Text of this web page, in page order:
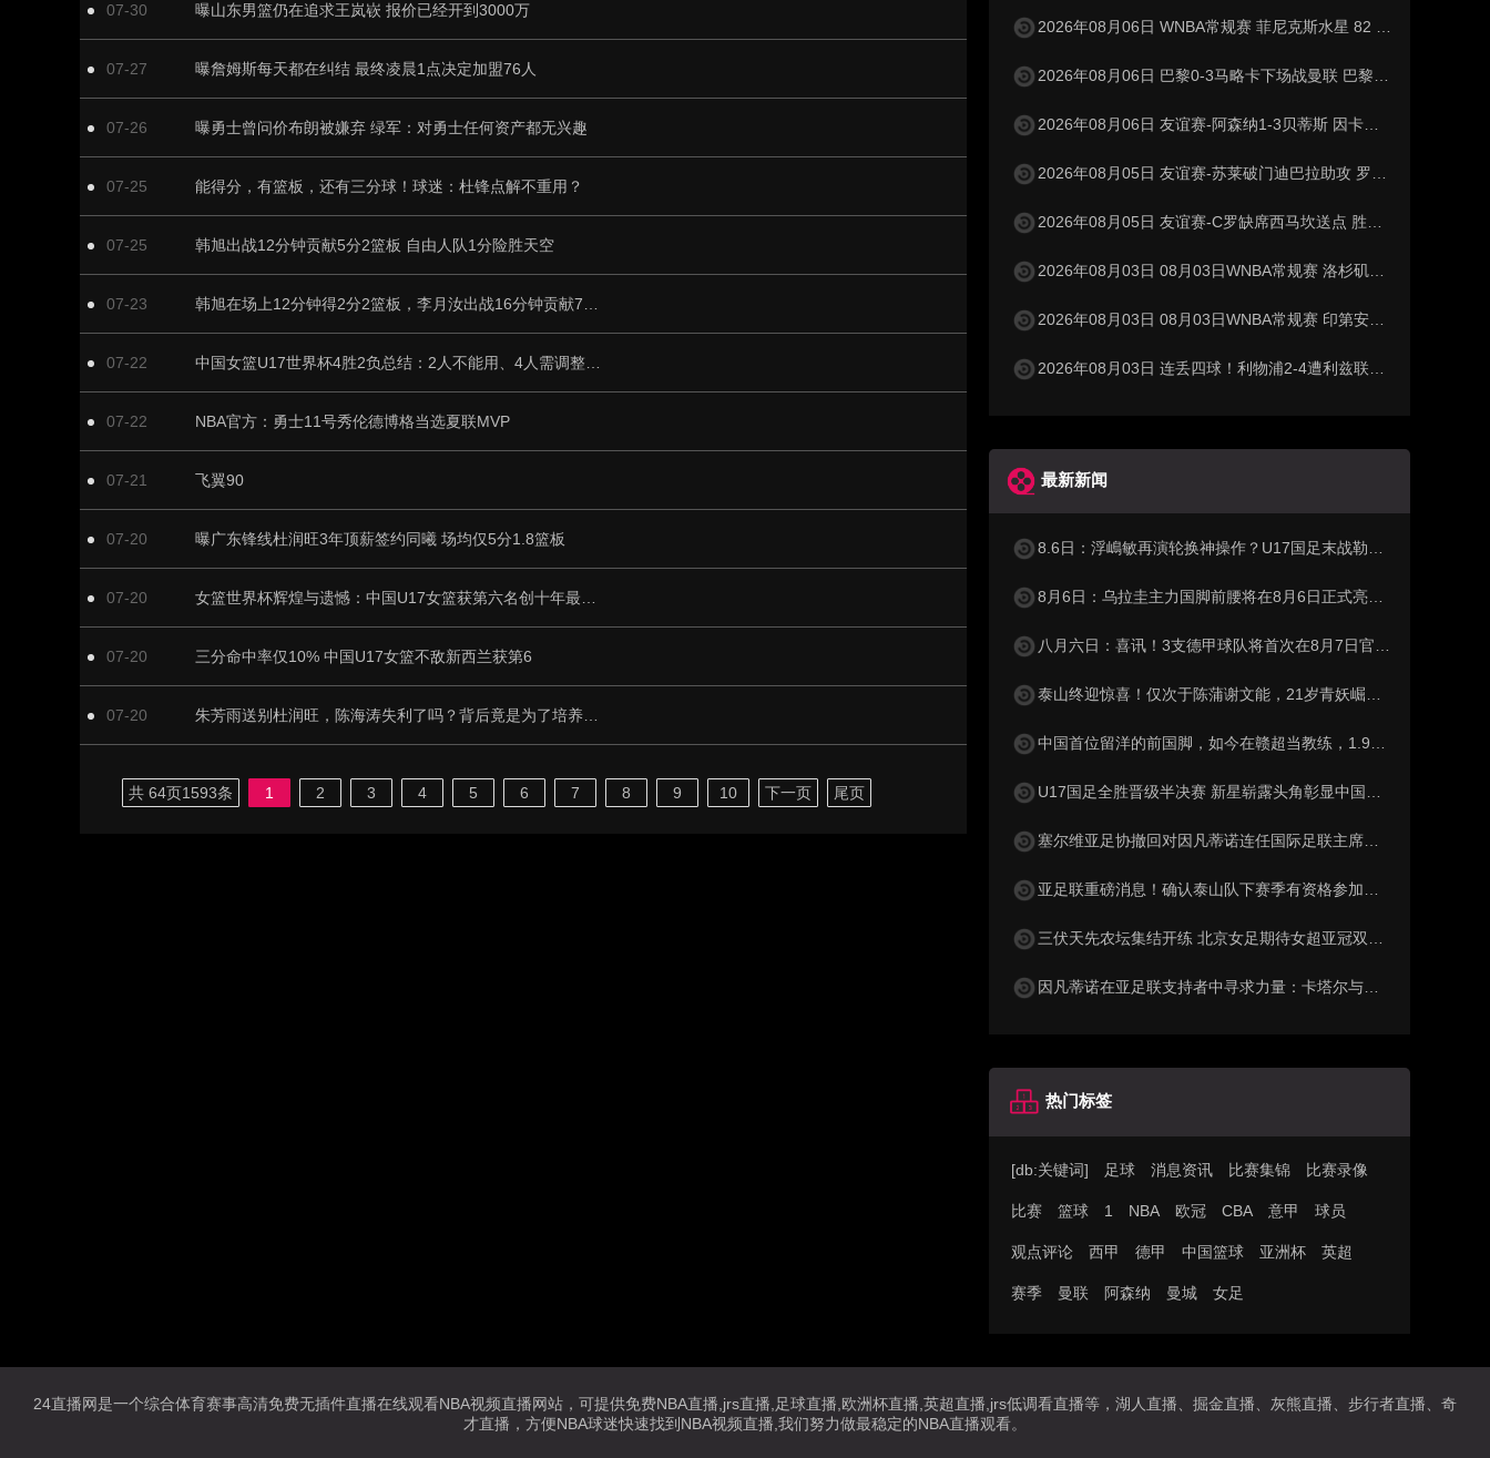
07-30 曝山东男篮仍在追求王岚嵚 报价已经开到3000万
07-27 曝詹姆斯每天都在纠结 最终凌晨1点决定加盟76人
07-26 曝勇士曾问价布朗被嫌弃 绿军：对勇士任何资产都无兴趣
07-25 能得分，有篮板，还有三分球！球迷：杜锋点解不重用？
07-25 韩旭出战12分钟贡献5分2篮板 自由人队1分险胜天空
07-23
07-22
07-22 NBA官方：勇士11号秀伦德博格当选夏联MVP
07-21 飞翼90
07-20 曝广东锋线杜润旺3年顶薪签约同曦 场均仅5分1.8篮板
07-20
07-20 三分命中率仅10% 中国U17女篮不敌新西兰获第6
07-20
共 64页1593条 1 2 3 4 5 6 7 8 9 10 下一页 尾页
2026年08月06日 WNBA常规赛 菲尼克斯水星 82 - 96 亚特兰大梦想 全场集锦
2026年08月06日 巴黎0-3马略卡下场战曼联 巴黎全场控球近6成+8射3正未果
2026年08月06日 友谊赛-阿森纳1-3贝蒂斯 因卡皮耶破门难救主 福纳尔斯1射2传
2026年08月05日 友谊赛-苏莱破门迪巴拉助攻 罗马4-1纽波特郡
2026年08月05日 友谊赛-C罗缺席西马坎送点 胜利0-2不敌阿尔梅里亚
2026年08月03日 08月03日WNBA常规赛 洛杉矶火花106-101波特兰火焰 全场集锦
2026年08月03日 08月03日WNBA常规赛 印第安纳狂热100-108明尼苏达山猫 全场集锦
2026年08月03日 连丢四球！利物浦2-4遭利兹联逆转 维尔茨钱伯斯破门凯尔凯兹失误
最新新闻
8.6日：浮嶋敏再演轮换神操作？U17国足末战勒沃库森验货名单曝光
8月6日：乌拉圭主力国脚前腰将在8月6日正式亮相泰山队主场
八月六日：喜讯！3支德甲球队将首次在8月7日官宣确认6位中国国脚加盟
泰山终迎惊喜！仅次于陈蒲谢文能，21岁青妖崛起，未来国足新锋线！
中国首位留洋的前国脚，如今在赣超当教练，1.9米儿子也选足球路
U17国足全胜晋级半决赛 新星崭露头角彰显中国足球希望
塞尔维亚足协撤回对因凡蒂诺连任国际足联主席的支持
亚足联重磅消息！确认泰山队下赛季有资格参加亚冠，撤销处罚引发球迷质疑
三伏天先农坛集结开练 北京女足期待女超亚冠双丰收
因凡蒂诺在亚足联支持者中寻求力量：卡塔尔与阿联酋的立场引发关注
热门标签
[db:关键词] 足球 消息资讯 比赛集锦 比赛录像
比赛 篮球 1 NBA 欧冠 CBA 意甲 球员
观点评论 西甲 德甲 中国篮球 亚洲杯 英超
赛季 曼联 阿森纳 曼城 女足
24直播网是一个综合体育赛事高清免费无插件直播在线观看NBA视频直播网站，可提供免费NBA直播,jrs直播,足球直播,欧洲杯直播,英超直播,jrs低调看直播等，湖人直播、掘金直播、灰熊直播、步行者直播、奇
才直播，方便NBA球迷快速找到NBA视频直播,我们努力做最稳定的NBA直播观看。